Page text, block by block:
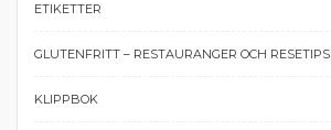
ETIKETTER
GLUTENFRITT – RESTAURANGER OCH RESETIPS
KLIPPBOK